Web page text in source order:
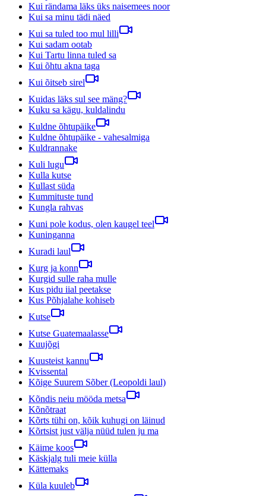
Kui rändama läks üks naisemees noor
Kui sa minu tädi näed
Kui sa tuled too mul lilli
Kui sadam ootab
Kui Tartu linna tuled sa
Kui õhtu akna taga
Kui õitseb sirel
Kuidas läks sul see mäng?
Kuku sa kägu, kuldalindu
Kuldne õhtupäike
Kuldne õhtupäike - vahesalmiga
Kuldrannake
Kuli lugu
Kulla kutse
Kullast süda
Kummituste tund
Kungla rahvas
Kuni pole kodus, olen kaugel teel
Kuninganna
Kuradi laul
Kurg ja konn
Kurgid sulle raha mulle
Kus pidu iial peetakse
Kus Põhjalahe kohiseb
Kutse
Kutse Guatemaalasse
Kuujõgi
Kuusteist kannu
Kvissental
Kõige Suurem Sõber (Leopoldi laul)
Kõndis neiu mööda metsa
Kõnõtraat
Kõrts tühi on, kõik kuhugi on läinud
Kõrtsist just välja nüüd tulen ju ma
Käime koos
Käskjalg tuli meie külla
Kättemaks
Küla kuuleb